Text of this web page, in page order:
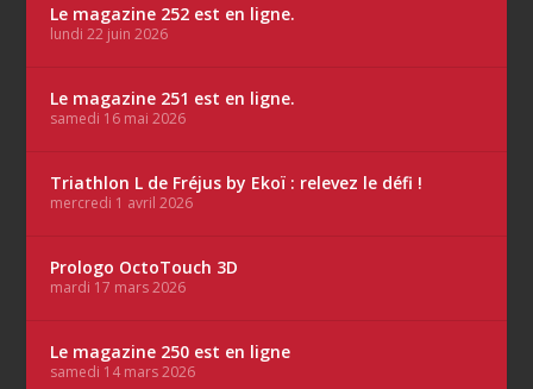
Le magazine 252 est en ligne.
lundi 22 juin 2026
Le magazine 251 est en ligne.
samedi 16 mai 2026
Triathlon L de Fréjus by Ekoï : relevez le défi !
mercredi 1 avril 2026
Prologo OctoTouch 3D
mardi 17 mars 2026
Le magazine 250 est en ligne
samedi 14 mars 2026